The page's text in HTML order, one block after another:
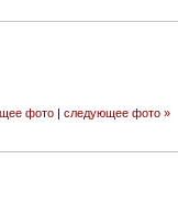
фото | следующее фото »